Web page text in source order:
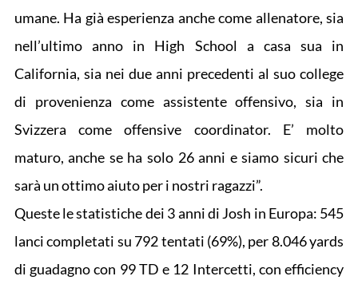
umane. Ha già esperienza anche come allenatore, sia
nell’ultimo anno in High School a casa sua in
California, sia nei due anni precedenti al suo college
di provenienza come assistente offensivo, sia in
Svizzera come offensive coordinator. E’ molto
maturo, anche se ha solo 26 anni e siamo sicuri che
sarà un ottimo aiuto per i nostri ragazzi”.
Queste le statistiche dei 3 anni di Josh in Europa: 545
lanci completati su 792 tentati (69%), per 8.046 yards
di guadagno con 99 TD e 12 Intercetti, con efficiency